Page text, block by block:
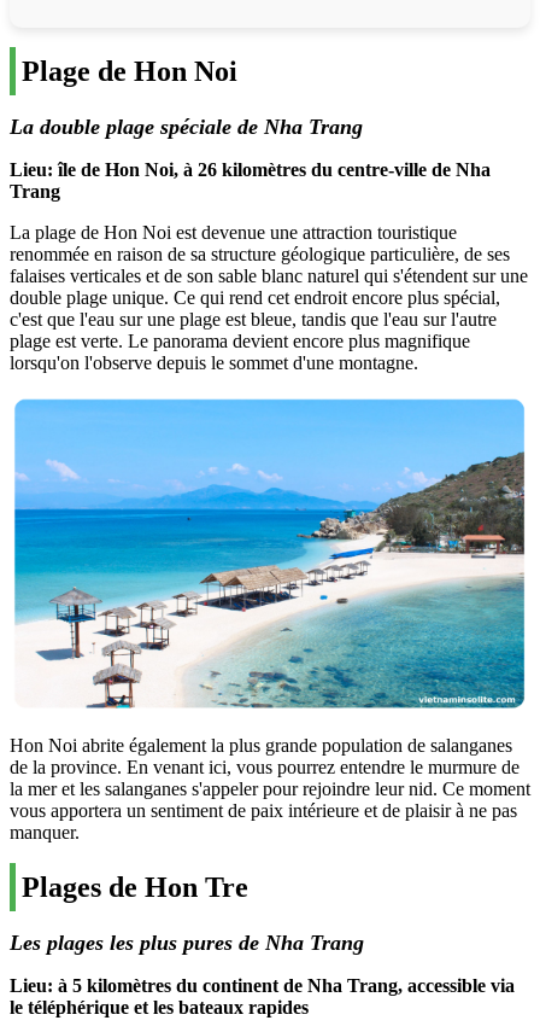
Plage de Hon Noi
La double plage spéciale de Nha Trang
Lieu: île de Hon Noi, à 26 kilomètres du centre-ville de Nha
Trang
La plage de Hon Noi est devenue une attraction touristique
renommée en raison de sa structure géologique particulière, de ses
falaises verticales et de son sable blanc naturel qui s'étendent sur une
double plage unique. Ce qui rend cet endroit encore plus spécial,
c'est que l'eau sur une plage est bleue, tandis que l'eau sur l'autre
plage est verte. Le panorama devient encore plus magnifique
lorsqu'on l'observe depuis le sommet d'une montagne.
Hon Noi abrite également la plus grande population de salanganes
de la province. En venant ici, vous pourrez entendre le murmure de
la mer et les salanganes s'appeler pour rejoindre leur nid. Ce moment
vous apportera un sentiment de paix intérieure et de plaisir à ne pas
manquer.
Plages de Hon Tre
Les plages les plus pures de Nha Trang
Lieu: à 5 kilomètres du continent de Nha Trang, accessible via
le téléphérique et les bateaux rapides